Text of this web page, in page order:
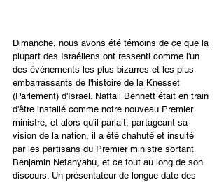
Dimanche, nous avons été témoins de ce que la
plupart des Israéliens ont ressenti comme l'un
des événements les plus bizarres et les plus
embarrassants de l'histoire de la Knesset
(Parlement) d'Israël. Naftali Bennett était en train
d'être installé comme notre nouveau Premier
ministre, et alors qu'il parlait, partageant sa
vision de la nation, il a été chahuté et insulté
par les partisans du Premier ministre sortant
Benjamin Netanyahu, et ce tout au long de son
discours. Un présentateur de longue date des